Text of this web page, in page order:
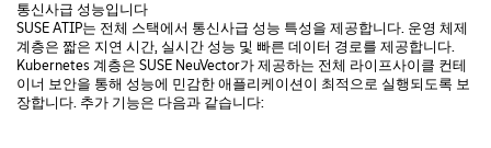
통신사급 성능입니다
SUSE ATIP는 전체 스택에서 통신사급 성능 특성을 제공합니다. 운영 체제
계층은 짧은 지연 시간, 실시간 성능 및 빠른 데이터 경로를 제공합니다.
Kubernetes 계층은 SUSE NeuVector가 제공하는 전체 라이프사이클 컨테
이너 보안을 통해 성능에 민감한 애플리케이션이 최적으로 실행되도록 보
장합니다. 추가 기능은 다음과 같습니다: